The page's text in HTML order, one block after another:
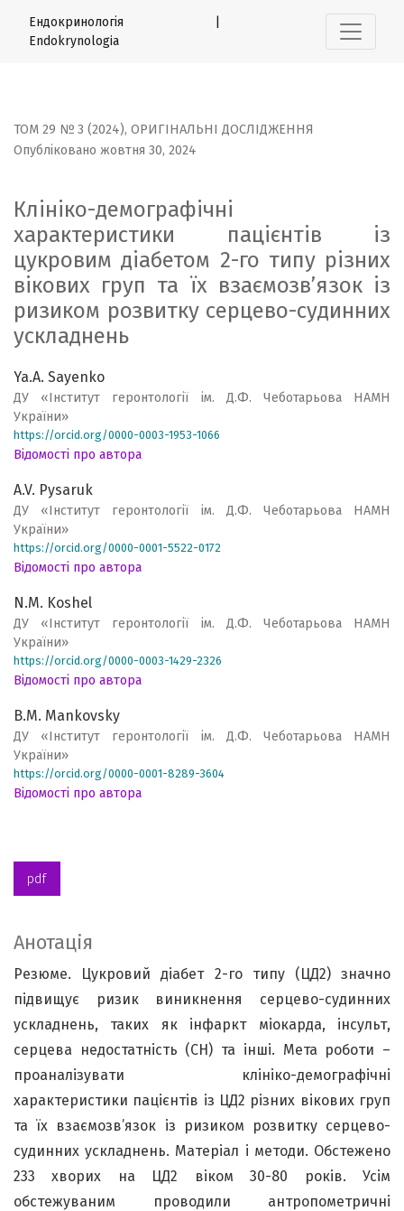
Клініко-демографічні характеристики пацієнтів із
Ендокринологія |
Endokrynologia
ТОМ 29 № 3 (2024), ОРИГІНАЛЬНІ ДОСЛІДЖЕННЯ
Клініко-демографічні
характеристики пацієнтів із
цукровим діабетом 2-го типу різних
вікових груп та їх взаємозв’язок із
ризиком розвитку серцево-судинних
ускладнень
Опубліковано жовтня 30, 2024
Ya.A. Sayenko
ДУ «Інститут геронтології ім. Д.Ф. Чеботарьова НАМН
України»
https://orcid.org/0000-0003-1953-1066
Відомості про автора
A.V. Pysaruk
ДУ «Інститут геронтології ім. Д.Ф. Чеботарьова НАМН
України»
https://orcid.org/0000-0001-5522-0172
Відомості про автора
N.M. Koshel
ДУ «Інститут геронтології ім. Д.Ф. Чеботарьова НАМН
України»
https://orcid.org/0000-0003-1429-2326
Відомості про автора
B.M. Mankovsky
ДУ «Інститут геронтології ім. Д.Ф. Чеботарьова НАМН
України»
https://orcid.org/0000-0001-8289-3604
Відомості про автора
pdf
Анотація
Резюме. Цукровий діабет 2-го типу (ЦД2) значно
підвищує ризик виникнення серцево-судинних
ускладнень, таких як інфаркт міокарда, інсульт,
серцева недостатність (СН) та інші. Мета роботи –
проаналізувати клініко-демографічні
характеристики пацієнтів із ЦД2 різних вікових груп
та їх взаємозв’язок із ризиком розвитку серцево-
судинних ускладнень. Матеріал і методи. Обстежено
233 хворих на ЦД2 віком 30-80 років. Усім
обстежуваним проводили антропометричні